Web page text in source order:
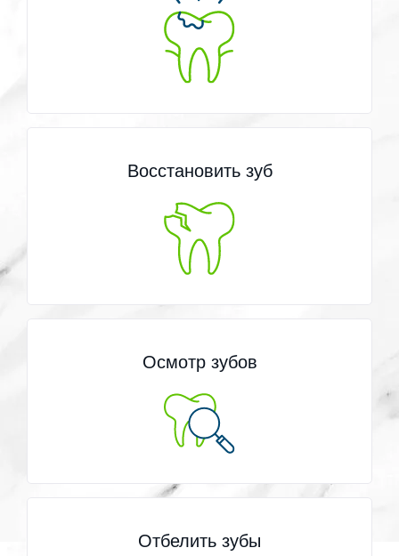
Восстановить зуб
Осмотр зубов
Отбелить зубы